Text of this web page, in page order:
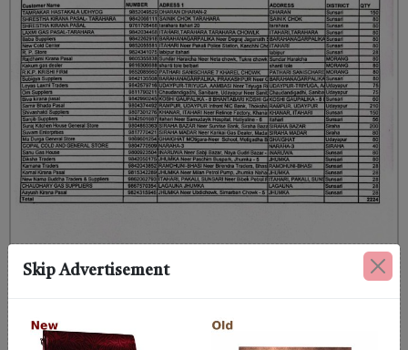
Skip Advertisement